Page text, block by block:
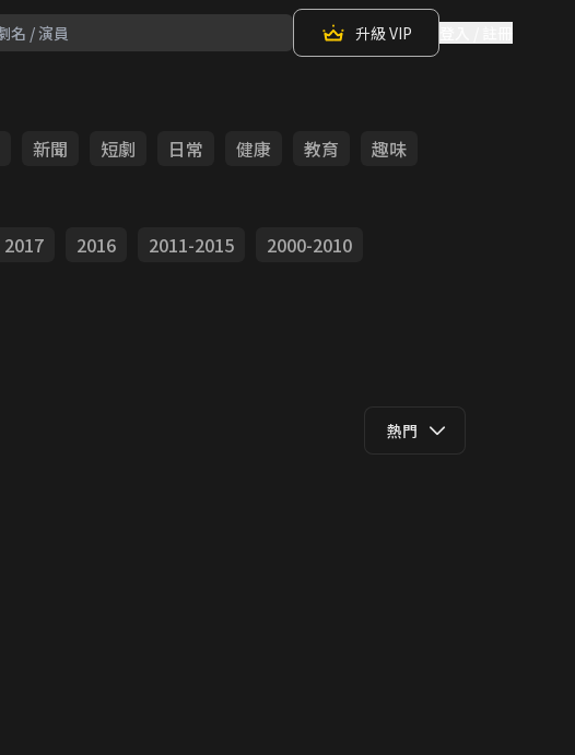
升級 VIP
新聞 短劇 日常 健康 教育
趣味
2017 2016 2011-2015
2000-2010
熱門